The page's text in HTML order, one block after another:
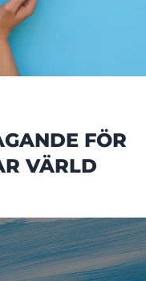
FÖR
VÄRLD